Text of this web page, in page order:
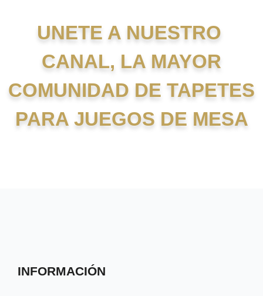
UNETE A NUESTRO
CANAL, LA MAYOR
COMUNIDAD DE TAPETES
PARA JUEGOS DE MESA
INFORMACIÓN